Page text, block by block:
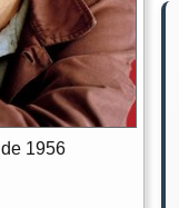
de 1956